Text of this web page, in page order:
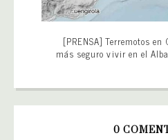
[PRENSA] Terremotos en
más seguro vivir en el
0